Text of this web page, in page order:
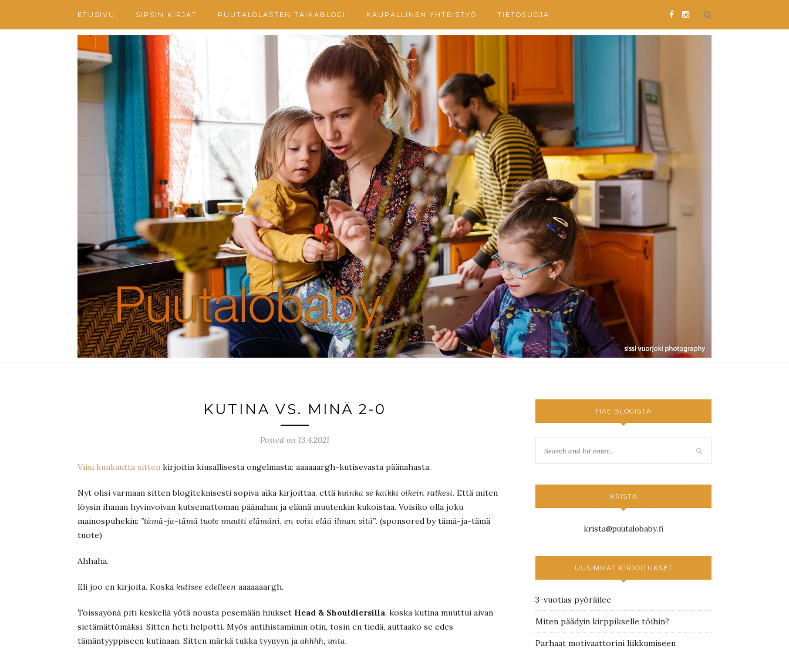
ETUSIVU SIPSIN KIRJAT PUUTALOLASTEN TAIKABLOGI KAUPALLINEN YHTEISTYÖ TIETOSUOJA
KUTINA VS. MINÄ 2-0
Posted on 13.4.2021
Viisi kuukautta sitten kirjoitin kiusallisesta ongelmasta: aaaaaargh-kutisevasta päänahasta.
Nyt olisi varmaan sitten blogiteknisesti sopiva aika kirjoittaa, että kuinka se kaikki oikein ratkesi. Että miten
löysin ihanan hyvinvoivan kutsemattoman päänahan ja elämä muutenkin kukoistaa. Voisiko olla joku
mainospuhekin: ”tämä-ja-tämä tuote muutti elämäni, en voisi elää ilman sitä”. (sponsored by tämä-ja-tämä
tuote)
Ahhaha.
Eli joo en kirjoita. Koska kutisee edelleen aaaaaaargh.
Toissayönä piti keskellä yötä nousta pesemään hiukset Head & Shouldiersilla, koska kutina muuttui aivan
sietämättömäksi. Sitten heti helpotti. Myös antihistamiinin otin, tosin en tiedä, auttaako se edes
tämäntyyppiseen kutinaan. Sitten märkä tukka tyynyyn ja ahhhh, unta.
HAE BLOGISTA
KRISTA
krista@puutalobaby.fi
UUSIMMAT KIRJOITUKSET
3-vuotias pyöräilee
Miten päädyin kirppikselle töihin?
Parhaat motivaattorini liikkumiseen